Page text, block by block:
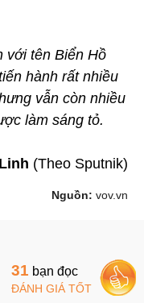
với tên Biển Hồ
hành rất nhiều
vẫn còn nhiều
làm sáng tỏ.
(Theo Sputnik)
Nguồn: vov.vn
31 bạn đọc
ĐÁNH GIÁ TỐT